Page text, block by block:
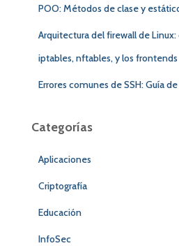
POO: Métodos de clase y
Arquitectura del firewall de
iptables, nftables, y los frontends
Errores comunes de SSH: Guía
Categorías
Aplicaciones
Criptografía
Educación
InfoSec